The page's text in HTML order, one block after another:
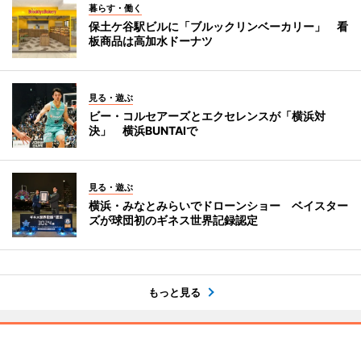
暮らす・働く
保土ケ谷駅ビルに「ブルックリンベーカリー」 看
板商品は高加水ドーナツ
見る・遊ぶ
ビー・コルセアーズとエクセレンスが「横浜対
決」 横浜BUNTAIで
見る・遊ぶ
横浜・みなとみらいでドローンショー ベイスター
ズが球団初のギネス世界記録認定
もっと見る